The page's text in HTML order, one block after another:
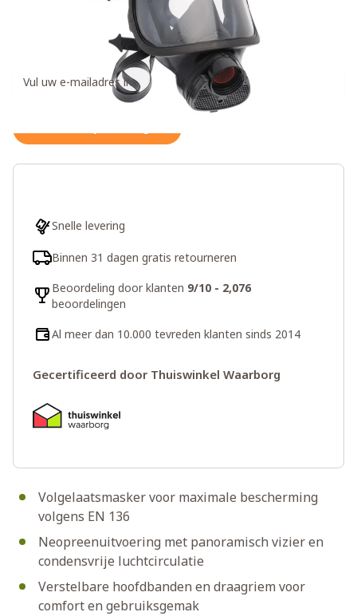
Ontvang een weer op voorraad notificatie
Volgelaatsmasker voor maximale bescherming
volgens EN 136
Neopreenuitvoering met panoramisch vizier en
condensvrije luchtcirculatie
Verstelbare hoofdbanden en draagriem voor
comfort en gebruiksgemak
Snelle levering
Binnen 31 dagen gratis retourneren
Beoordeling door klanten 9/10 - 2,076
beoordelingen
Al meer dan 10.000 tevreden klanten sinds 2014
Gecertificeerd door Thuiswinkel Waarborg